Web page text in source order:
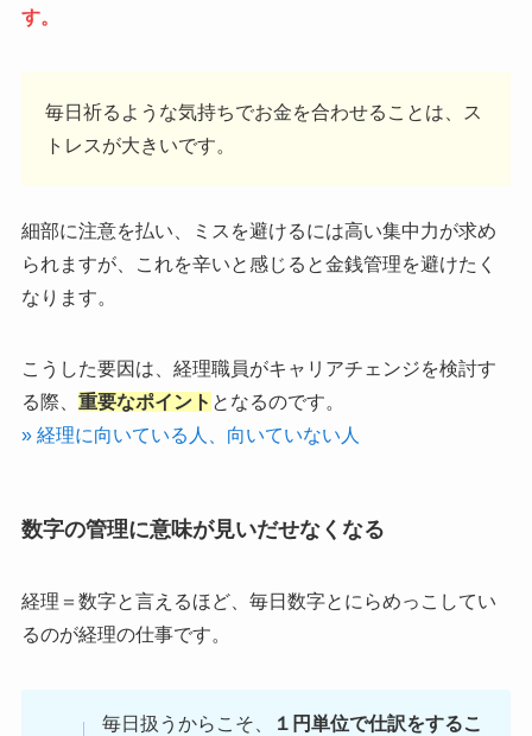
す。
毎日祈るような気持ちでお金を合わせることは、ス
トレスが大きいです。
細部に注意を払い、ミスを避けるには高い集中力が求め
られますが、これを辛いと感じると金銭管理を避けたく
なります。
こうした要因は、経理職員がキャリアチェンジを検討す
る際、 重要なポイント となるのです。
» 経理に向いている人、向いていない人
数字の管理に意味が見いだせなくなる
経理＝数字と言えるほど、毎日数字とにらめっこしてい
るのが経理の仕事です。
毎日扱うからこそ、 １円単位で仕訳をするこ